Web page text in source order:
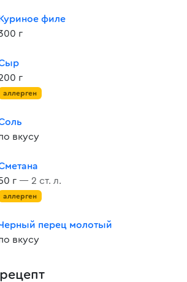
филе
г
г
аллерген
вкусу
г — 2 ст. л.
аллерген
перец молотый
вкусу